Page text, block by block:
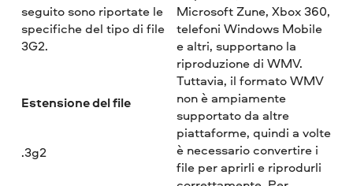
seguito sono riportate le
specifiche del tipo di file
3G2.
Estensione del file
.3g2
Microsoft Zune, Xbox 360,
telefoni Windows Mobile
e altri, supportano la
riproduzione di WMV.
Tuttavia, il formato WMV
non è ampiamente
supportato da altre
piattaforme, quindi a volte
è necessario convertire i
file per aprirli e riprodurli